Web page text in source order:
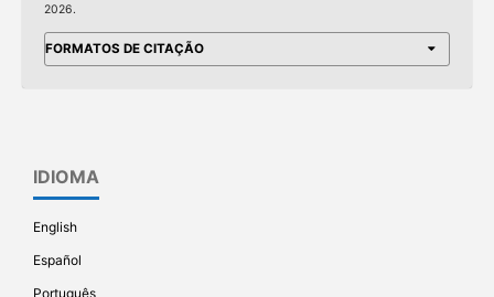
2026.
FORMATOS DE CITAÇÃO
IDIOMA
English
Español
Português